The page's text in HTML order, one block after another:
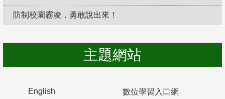
防制校園霸凌，勇敢說出來！
主題網站
English 數位學習入口網